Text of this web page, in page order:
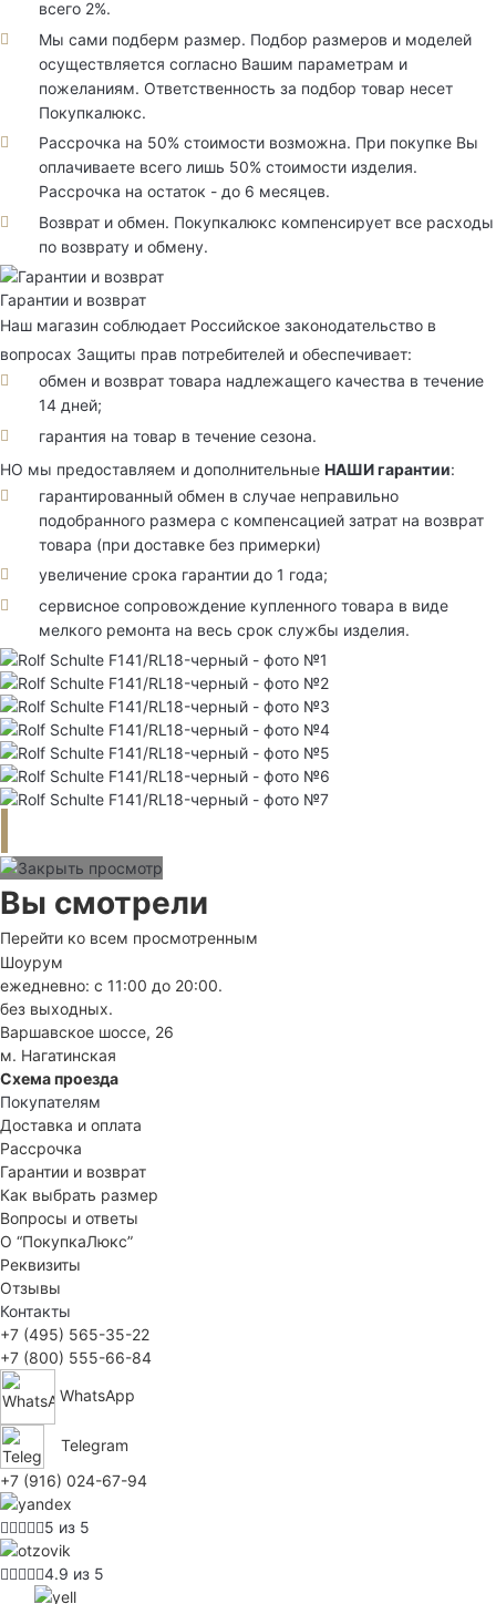
всего 2%.
Мы сами подберм размер. Подбор размеров и моделей
осуществляется согласно Вашим параметрам и
пожеланиям. Ответственность за подбор товар несет
Покупкалюкс.
Рассрочка на 50% стоимости возможна. При покупке Вы
оплачиваете всего лишь 50% стоимости изделия.
Рассрочка на остаток - до 6 месяцев.
Возврат и обмен. Покупкалюкс компенсирует все расходы
по возврату и обмену.
Гарантии и возврат
Наш магазин соблюдает Российское законодательство в
вопросах Защиты прав потребителей и обеспечивает:
обмен и возврат товара надлежащего качества в течение
14 дней;
гарантия на товар в течение сезона.
НО мы предоставляем и дополнительные НАШИ гарантии:
гарантированный обмен в случае неправильно
подобранного размера с компенсацией затрат на возврат
товара (при доставке без примерки)
увеличение срока гарантии до 1 года;
сервисное сопровождение купленного товара в виде
мелкого ремонта на весь срок службы изделия.
Вы смотрели
Перейти ко всем просмотренным
Шоурум
ежедневно: с 11:00 до 20:00.
без выходных.
Варшавское шоссе, 26
м. Нагатинская
Схема проезда
Покупателям
Доставка и оплата
Рассрочка
Гарантии и возврат
Как выбрать размер
Вопросы и ответы
О “ПокупкаЛюкс”
Реквизиты
Отзывы
Контакты
+7 (495) 565-35-22
+7 (800) 555-66-84
WhatsApp
Telegram
+7 (916) 024-67-94
5 из 5
4.9 из 5